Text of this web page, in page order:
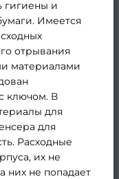
гигиены и
Имеется
отрывания
материалами
ключом. В
для
для
Расходные
их не
них не попадает